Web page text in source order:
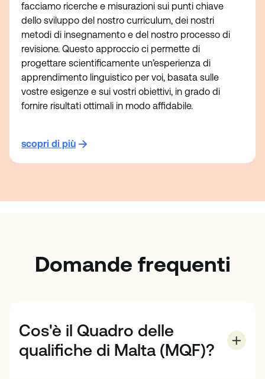
facciamo ricerche e misurazioni sui punti chiave
dello sviluppo del nostro curriculum, dei nostri
metodi di insegnamento e del nostro processo di
revisione. Questo approccio ci permette di
progettare scientificamente un’esperienza di
apprendimento linguistico per voi, basata sulle
vostre esigenze e sui vostri obiettivi, in grado di
fornire risultati ottimali in modo affidabile.
scopri di più
Domande frequenti
Cos'è il Quadro delle
qualifiche di Malta (MQF)?